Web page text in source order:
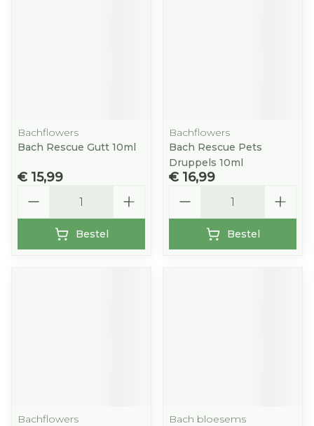
Bachflowers
Bach Rescue Gutt 10ml
€ 15,99
Bestel
Bachflowers
Bach Rescue Pets
Druppels 10ml
€ 16,99
Bestel
Bachflowers
Bach bloesems